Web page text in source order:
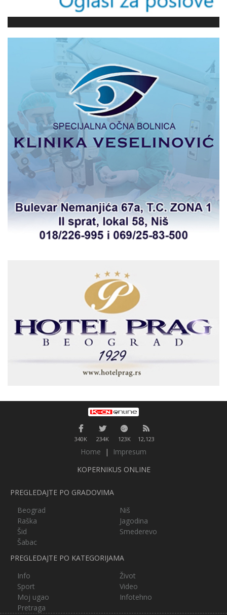
340K 234K 123K 12,123
Home |
Impresum
KOPERNIKUS ONLINE
PREGLEDAJTE PO GRADOVIMA
Beograd
Niš
Raška
Jagodina
Šid
Smederevo
Šabac
PREGLEDAJTE PO KATEGORIJAMA
Info
Život
Sport
Video
Moj ugao
Infotehno
Pretraga